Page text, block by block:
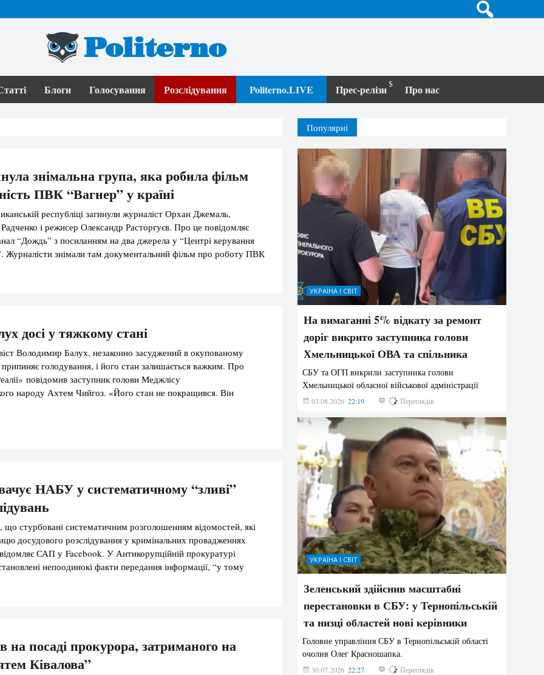
Politerno
Блоги Голосування Розслідування Politerno.LIVE Прес-релізи Про нас
знімальна група, яка робила фільм
ПВК “Вагнер” у країні
республіці загинули журналіст Орхан Джемаль,
і режисер Олександр Расторгуєв. Про це повідомляє
“Дождь” з посиланням на два джерела у “Центрі керування
Журналісти знімали там документальний фільм про роботу ПВК
проект “ЦУР” і Расторгуєва. За словами одного із
досі у тяжкому стані
Володимир Балух, незаконно засуджений в окупованому
голодування, і його стан залишається важким. Про
повідомив заступник голови Меджлісу
народу Ахтем Чийгоз. «Його стан не покращився. Він
Він, як сам каже, «перебуває в колії», в яку зайшов
НАБУ у систематичному “зливі”
стурбовані систематичним розголошенням відомостей, які
досудового розслідування у кримінальних провадженнях
САП у Facebook. У Антикорупційній прокуратурі
непоодинокі факти передання інформації, “у тому
документів працівниками НАБУ третім особам”. “Зокрема,
на посаді прокурора, затриманого на
Ківалова”
Популярні
УКРАЇНА І СВІТ
На вимаганні 5% відкату за ремонт
доріг викрито заступника голови
Хмельницької ОВА та спільника
СБУ та ОГП викрили заступника голови
Хмельницької обласної військової адміністрації
03.08.2026 22:19 835 Переглядів
УКРАЇНА І СВІТ
Зеленський здійснив масштабні
перестановки в СБУ: у Тернопільській
та низці областей нові керівники
Головне управління СБУ в Тернопільській області
очолив Олег Красношапка.
30.07.2026 22:27 626 Переглядів